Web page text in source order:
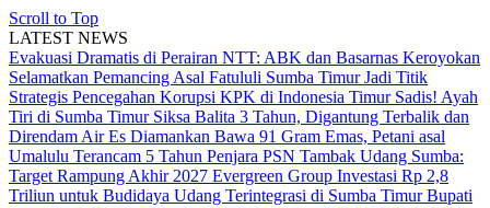
Scroll to Top
LATEST NEWS
Evakuasi Dramatis di Perairan NTT: ABK dan Basarnas Keroyokan
Selamatkan Pemancing Asal Fatululi Sumba Timur Jadi Titik
Strategis Pencegahan Korupsi KPK di Indonesia Timur Sadis! Ayah
Tiri di Sumba Timur Siksa Balita 3 Tahun, Digantung Terbalik dan
Direndam Air Es Diamankan Bawa 91 Gram Emas, Petani asal
Umalulu Terancam 5 Tahun Penjara PSN Tambak Udang Sumba:
Target Rampung Akhir 2027 Evergreen Group Investasi Rp 2,8
Triliun untuk Budidaya Udang Terintegrasi di Sumba TimurBupati